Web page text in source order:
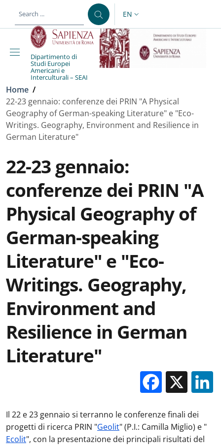
LANGUAGE SWITCHER:
EN
Dipartimento di
Studi Europei
Americani e
Interculturali – SEAI
Breadcrumb
Home /
22-23 gennaio: conferenze dei PRIN "A Physical
Geography of German-speaking Literature" e "Eco-
Writings. Geography, Environment and Resilience in
German Literature"
22-23 gennaio:
conferenze dei PRIN "A
Physical Geography of
German-speaking
Literature" e "Eco-
Writings. Geography,
Environment and
Resilience in German
Literature"
X
Il 22 e 23 gennaio si terranno le conferenze finali dei
progetti di ricerca PRIN "Geolit" (P.I.: Camilla Miglio) e "
Ecolit", con la presentazione dei principali risultati del